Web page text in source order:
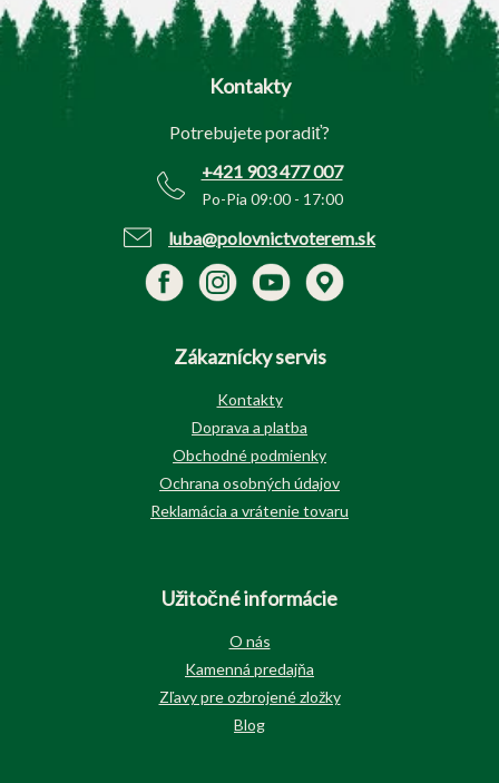
Z
Kontakty
Potrebujete poradiť?
+421 903 477 007
Po-Pia 09:00 - 17:00
luba@polovnictvoterem.sk
Zákaznícky servis
Kontakty
Doprava a platba
Obchodné podmienky
Ochrana osobných údajov
Reklamácia a vrátenie tovaru
Užitočné informácie
O nás
Kamenná predajňa
Zľavy pre ozbrojené zložky
Blog